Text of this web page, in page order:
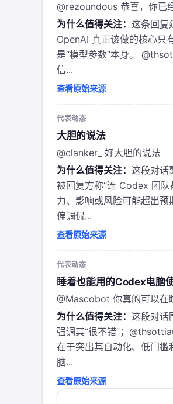
@rezoundous 恭喜，你已
为什么值得关注： 这条回复
OpenAI 真正该做的核心只
是“模型参数”本身。
信...
查看原始来源
代表动态
大胆的说法
@clanker_ 好大胆的说法
为什么值得关注： 这段对话
被回复方称“连 Codex 团
力、影响或风险可能超出
偏调侃...
查看原始来源
代表动态
睡着也能用的Codex电脑
@Mascobot 你真的可以在
为什么值得关注： 这段对话
强调其“很不错”；
在于突出其自动化、低门
脑...
查看原始来源